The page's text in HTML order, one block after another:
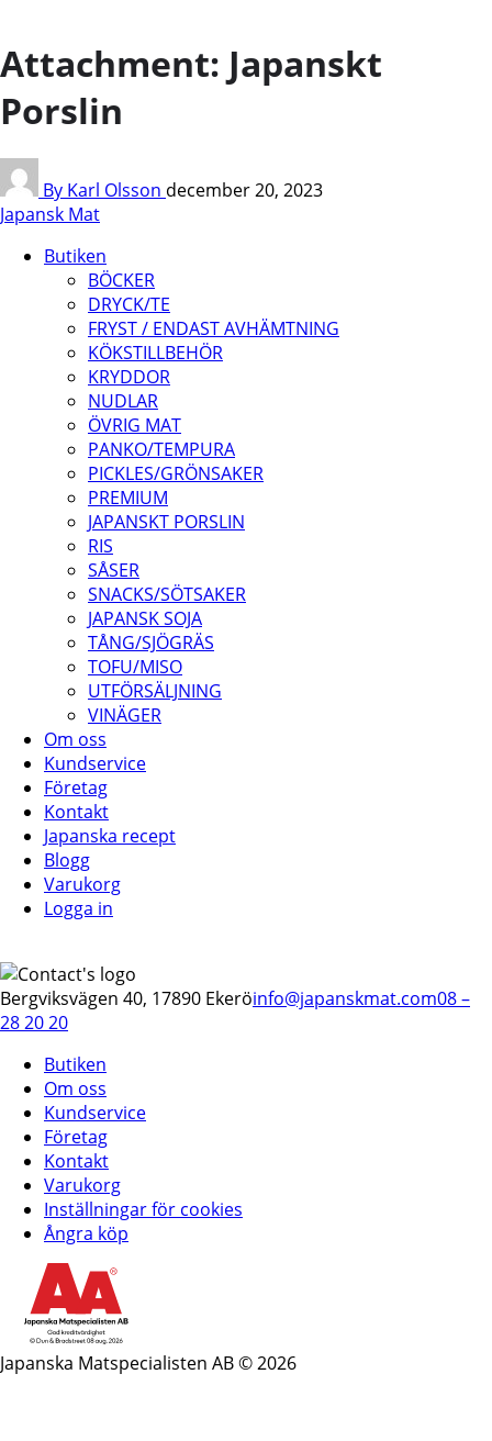
Attachment: Japanskt
Porslin
By Karl Olsson december 20, 2023
Japansk Mat
Butiken
BÖCKER
DRYCK/TE
FRYST / ENDAST AVHÄMTNING
KÖKSTILLBEHÖR
KRYDDOR
NUDLAR
ÖVRIG MAT
PANKO/TEMPURA
PICKLES/GRÖNSAKER
PREMIUM
JAPANSKT PORSLIN
RIS
SÅSER
SNACKS/SÖTSAKER
JAPANSK SOJA
TÅNG/SJÖGRÄS
TOFU/MISO
UTFÖRSÄLJNING
VINÄGER
Om oss
Kundservice
Företag
Kontakt
Japanska recept
Blogg
Varukorg
Logga in
Bergviksvägen 40, 17890 Ekeröinfo@japanskmat.com08 –
28 20 20
Butiken
Om oss
Kundservice
Företag
Kontakt
Varukorg
Inställningar för cookies
Ångra köp
Japanska Matspecialisten AB © 2026